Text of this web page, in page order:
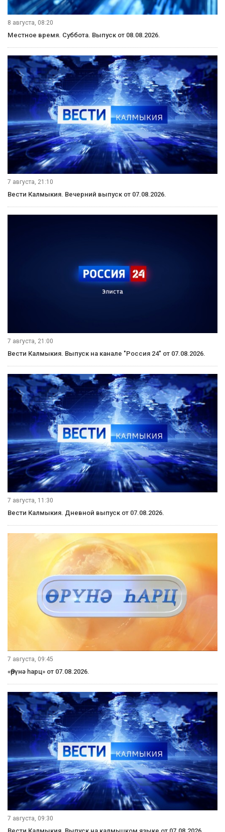
8 августа, 08:20
Местное время. Суббота. Выпуск от 08.08.2026.
7 августа, 21:10
Вести Калмыкия. Вечерний выпуск от 07.08.2026.
7 августа, 21:00
Вести Калмыкия. Выпуск на канале "Россия 24" от 07.08.2026.
7 августа, 11:30
Вести Калмыкия. Дневной выпуск от 07.08.2026.
7 августа, 09:45
«Өрүнә һарц» от 07.08.2026.
7 августа, 09:30